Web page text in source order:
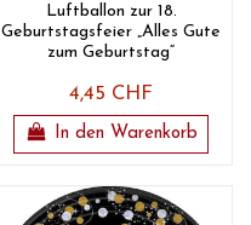
Luftballon zur 18.
Geburtstagsfeier „Alles Gute
zum Geburtstag“
4,45 CHF
In den Warenkorb